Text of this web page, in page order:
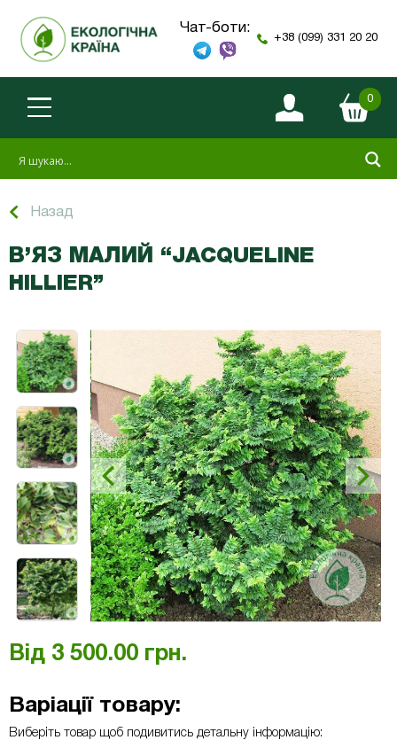
Чат-боти:
+38 (099) 331 20 20
0
Назад
В’ЯЗ МАЛИЙ “JACQUELINE
HILLIER”
Від 3 500.00 грн.
Варіації товару:
Виберіть товар щоб подивитись детальну інформацію: